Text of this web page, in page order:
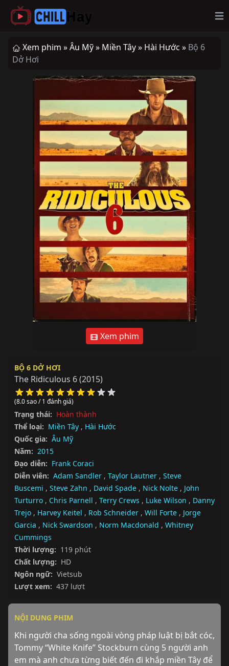
Xem phim »Âu Mỹ » Miền Tây » Hài Hước » Bộ 6
Dở Hơi
Xem phim
BỘ 6 DỞ HƠI
The Ridiculous 6(2015)
(8.0 sao / 1 đánh giá)
Trạng thái: Hoàn thành
Thể loại: Miền Tây , Hài Hước
Quốc gia: Âu Mỹ
Năm: 2015
Đạo diễn: Frank Coraci
Diễn viên: Adam Sandler , Taylor Lautner , Steve
Buscemi , Steve Zahn , David Spade , Nick Nolte , John
Turturro , Chris Parnell , Terry Crews , Luke Wilson , Danny
Trejo , Harvey Keitel , Rob Schneider , Will Forte , Jorge
Garcia , Nick Swardson , Norm Macdonald , Whitney
Cummings
Thời lượng: 119 phút
Chất lượng: HD
Ngôn ngữ: Vietsub
Lượt xem: 437 lượt
NỘI DUNG PHIM
Khi người cha sống ngoài vòng pháp luật bị bắt cóc,
Tommy “White Knife” Stockburn cùng 5 người anh
em mà anh chưa từng biết đến đi khắp miền Tây để